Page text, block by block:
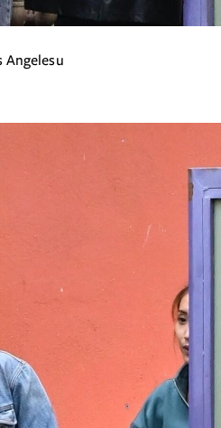
Angelesu